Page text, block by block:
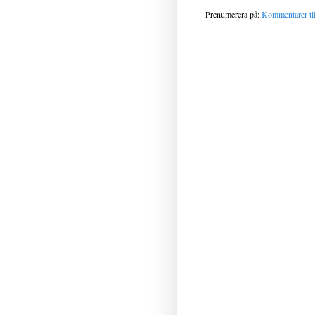
Prenumerera på:Kommentarer